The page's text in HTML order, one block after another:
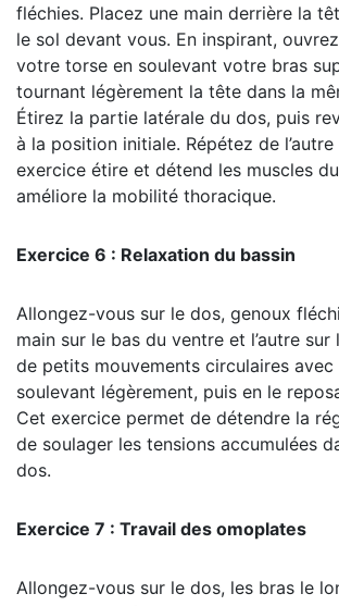
fléchies. Placez une main derrière la
le sol devant vous. En inspirant,
votre torse en soulevant votre bras
tournant légèrement la tête dans la
Étirez la partie latérale du dos, puis
à la position initiale. Répétez de
exercice étire et détend les muscles
améliore la mobilité thoracique.
Exercice 6 : Relaxation du bassin
Allongez-vous sur le dos, genoux
main sur le bas du ventre et l’autre sur
de petits mouvements circulaires avec
soulevant légèrement, puis en le
Cet exercice permet de détendre la
de soulager les tensions accumulées
dos.
Exercice 7 : Travail des omoplates
Allongez-vous sur le dos, les bras le